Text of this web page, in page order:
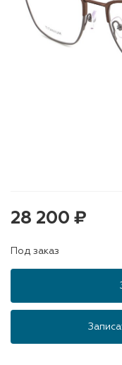
28 200 ₽
Под заказ